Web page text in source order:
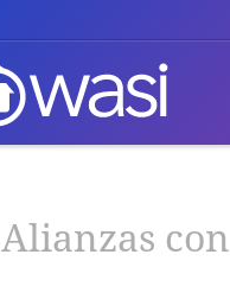
Alianzas con